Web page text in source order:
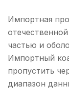
Импортная
частью и
Импортный
пропустить
диапазон